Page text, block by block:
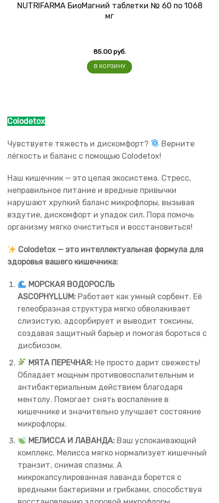
NUTRIFARMA БиоМагний таблетки № 60 по 1068
мг
85.00руб.
В КОРЗИНУ
Colodetox
Чувствуете тяжесть и дискомфорт?
Верните
лёгкость и баланс с помощью Colodetox!
Наш кишечник — это целая экосистема. Стресс,
неправильное питание и вредные привычки
нарушают хрупкий баланс микрофлоры, вызывая
вздутие, дискомфорт и упадок сил. Пора помочь
организму мягко очиститься и восстановиться!
Colodetox — это интеллектуальная формула для
здоровья вашего кишечника:
МОРСКАЯ ВОДОРОСЛЬ
ASCOPHYLLUM:Работает как умный сорбент. Её
гелеобразная структура мягко обволакивает
слизистую, адсорбирует и выводит токсины,
создавая защитный барьер и помогая бороться с
дисбиозом.
МЯТА ПЕРЕЧНАЯ: Не просто дарит свежесть!
Обладает мощным противовоспалительным и
антибактериальным действием благодаря
ментолу. Помогает снять воспаление в
кишечнике и значительно улучшает состояние
микрофлоры.
МЕЛИССА И ЛАВАНДА: Ваш успокаивающий
комплекс. Мелисса мягко нормализует кишечный
транзит, снимая спазмы. А
микрокапсулированная лаванда борется с
вредными бактериями и грибками, способствуя